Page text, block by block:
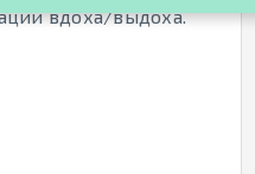
вдоха/выдоха.